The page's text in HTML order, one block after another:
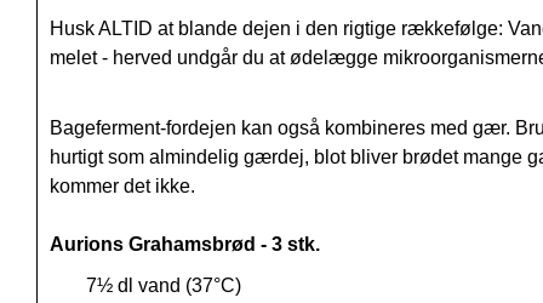
Husk ALTID at blande dejen i den rigtige rækkefølge:
melet - herved undgår du at ødelægge
Bageferment-fordejen kan også kombineres med gær.
hurtigt som almindelig gærdej, blot bliver brødet mange
kommer det ikke.
Aurions Grahamsbrød - 3 stk.
7½ dl vand (37°C)